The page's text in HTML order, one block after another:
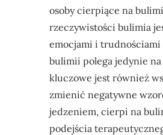
osoby cierpiące na
rzeczywistości bulimia
emocjami i trudnościami
bulimii polega jedynie
kluczowe jest również
zmienić negatywne
jedzeniem, cierpi na
podejścia